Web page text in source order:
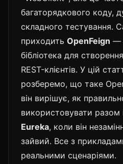
багаторядкового коду,
складного тестування.
приходить OpenFeign —
бібліотека для
REST-клієнтів. У цій
розберемо, що таке
він вирішує, як
використовувати разом
Eureka, коли він
зайвий. Все з
реальними сценаріями.